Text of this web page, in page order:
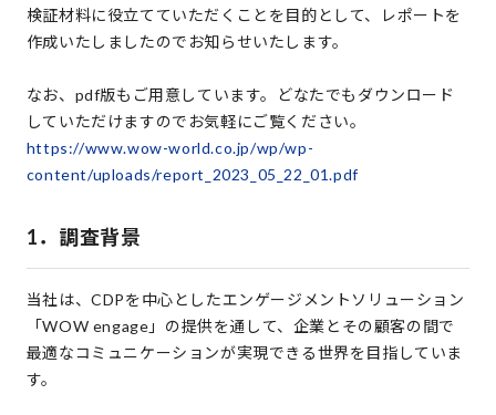
検証材料に役立てていただくことを目的として、レポートを
作成いたしましたのでお知らせいたします。
なお、pdf版もご用意しています。どなたでもダウンロード
していただけますのでお気軽にご覧ください。
https://www.wow-world.co.jp/wp/wp-
content/uploads/report_2023_05_22_01.pdf
1．調査背景
当社は、CDPを中心としたエンゲージメントソリューション
「WOW engage」の提供を通して、企業とその顧客の間で
最適なコミュニケーションが実現できる世界を目指していま
す。